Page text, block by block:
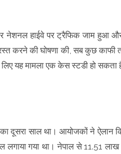
नेशनल हाईवे पर ट्रैफिक जाम हुआ और
करने की घोषणा की, सब कुछ काफी
यह मामला एक केस स्टडी हो सकता
का दूसरा साल था। आयोजकों ने ऐलान
गया था। नेपाल से 11.51 लाख